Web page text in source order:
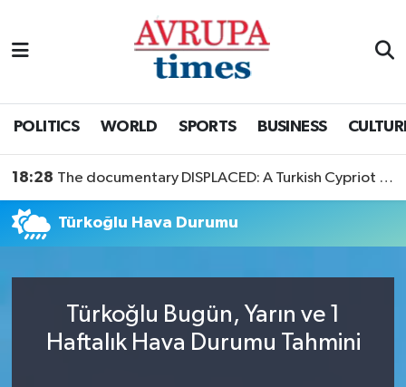
POLITICS WORLD SPORTS BUSINESS
18:28 The documentary DISPLACED: A Turkish Cypriot Story is now available to watch
Türkoğlu Hava Durumu
Türkoğlu Bugün, Yarın ve 1
Haftalık Hava Durumu Tahmini
Nöbetçi Eczaneler
Son Dakika Haberleri